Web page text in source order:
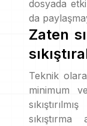
dosyada
da
Zaten
Teknik
minimum